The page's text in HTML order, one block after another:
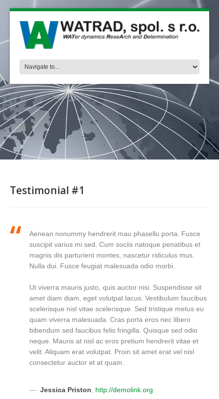
Testimonial #1
Aenean nonummy hendrerit mau phasellu porta. Fusce
suscipit varius mi sed. Cum sociis natoque penatibus et
magnis dis parturient montes, nascetur ridiculus mus.
Nulla dui. Fusce feugiat malesuada odio morbi.
Ut viverra mauris justo, quis auctor nisi. Suspendisse sit
amet diam diam, eget volutpat lacus. Vestibulum faucibus
scelerisque nisl vitae scelerisque. Sed tristique metus eu
quam viverra malesuada. Cras porta eros nec libero
bibendum sed faucibus felis fringilla. Quisque sed odio
neque. Mauris at nisl ac eros pretium hendrerit vitae et
velit. Aliquam erat volutpat. Proin sit amet erat vel nisl
consectetur auctor et at quam.
Jessica Priston http://demolink.org